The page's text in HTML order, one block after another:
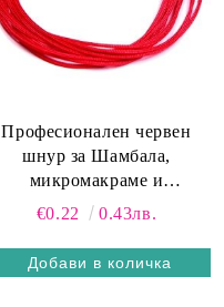
Професионален червен
шнур за Шамбала,
микромакраме и
възли,Griffin, 1мм (1м)
€0.22 0.43лв.